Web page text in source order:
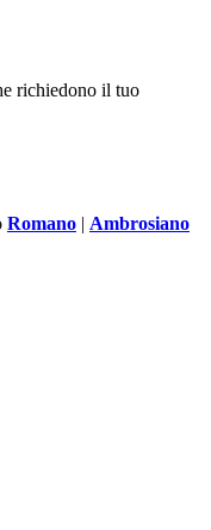
richiedono il tuo
Romano | Ambrosiano